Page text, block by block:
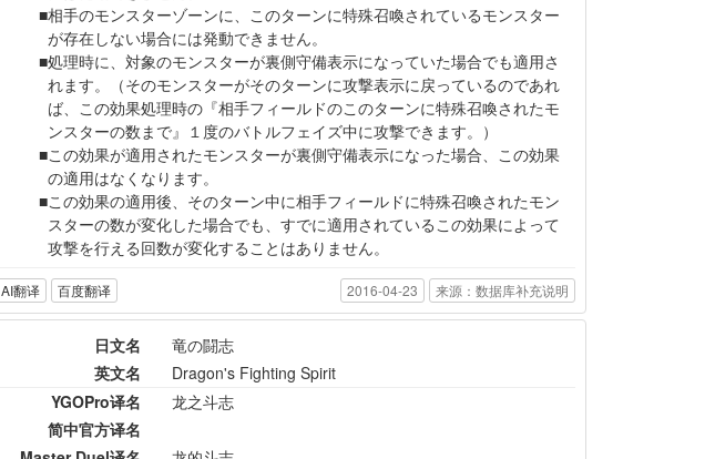
相手のモンスターゾーンに、このターンに特殊召喚されているモンスター
が存在しない場合には発動できません。
処理時に、対象のモンスターが裏側守備表示になっていた場合でも適用さ
れます。（そのモンスターがそのターンに攻撃表示に戻っているのであれ
ば、この効果処理時の『相手フィールドのこのターンに特殊召喚されたモ
ンスターの数まで』１度のバトルフェイズ中に攻撃できます。）
この効果が適用されたモンスターが裏側守備表示になった場合、この効果
の適用はなくなります。
この効果の適用後、そのターン中に相手フィールドに特殊召喚されたモン
スターの数が変化した場合でも、すでに適用されているこの効果によって
攻撃を行える回数が変化することはありません。
AI翻译 百度翻译 2016-04-23 来源：数据库补充说明
日文名
竜の闘志
英文名
Dragon's Fighting Spirit
YGOPro译名
龙之斗志
简中官方译名